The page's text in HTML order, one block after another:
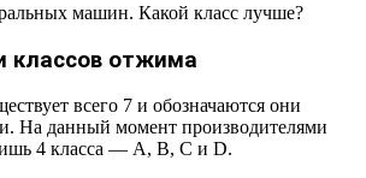
машин. Какой класс лучше?
классов отжима
всего 7 и обозначаются они
На данный момент производителями
4 класса — А, В, С и D.